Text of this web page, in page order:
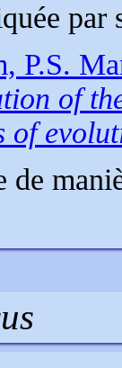
par
P.S.
of
of
de